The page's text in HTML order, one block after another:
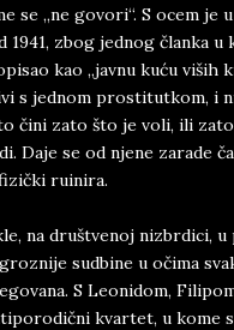
se „ne govori“. S ocem je
1941, zbog jednog članka u
kao „javnu kuću viših
s jednom prostitutkom, i
čini zato što je voli, ili
Daje se od njene zarade
ruinira.
na društvenoj nizbrdici,
sudbine u očima
S Leonidom,
kvartet, u kome